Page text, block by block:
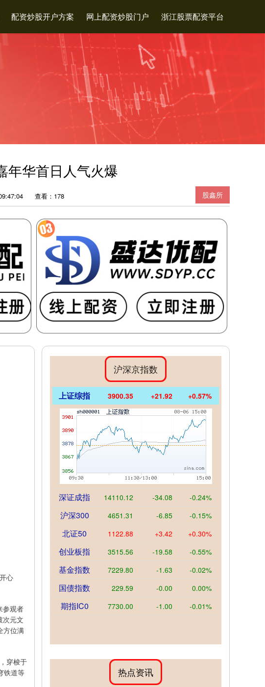
配资炒股开户方案 网上配资炒股门户 浙江股票配资平台
年华首日人气火爆
股鑫所
查看：178
心
参观者
次元文
方位满
穿梭于
铁道等
沪深京指数
上证综指 3900.35 +21.92 +0.57%
深证成指 14110.12 -34.08 -0.24%
沪深300 4651.31 -6.85 -0.15%
北证50 1122.88 +3.42 +0.30%
创业板指 3515.56 -19.58 -0.55%
基金指数 7229.80 -1.63 -0.02%
国债指数 229.59 -0.00 0.00%
期指IC0 7730.00 -1.00 -0.01%
热点资讯